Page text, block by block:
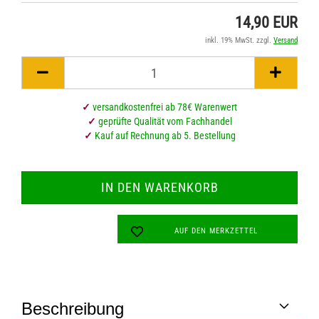
14,90 EUR
inkl. 19% MwSt. zzgl. Versand
✓ versandkostenfrei ab 78€ Warenwert
✓ geprüfte Qualität vom Fachhandel
✓ Kauf auf Rechnung ab 5. Bestellung
AUF DEN MERKZETTEL
Beschreibung